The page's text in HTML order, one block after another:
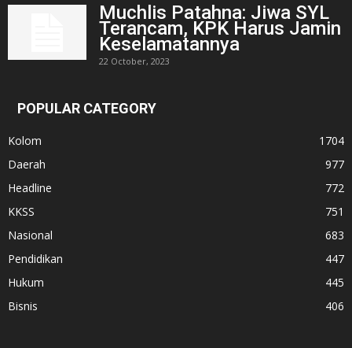
Muchlis Patahna: Jiwa SYL
Terancam, KPK Harus Jamin
Keselamatannya
22 October, 2023
POPULAR CATEGORY
Kolom
1704
Daerah
977
Headline
772
KKSS
751
Nasional
683
Pendidikan
447
Hukum
445
Bisnis
406